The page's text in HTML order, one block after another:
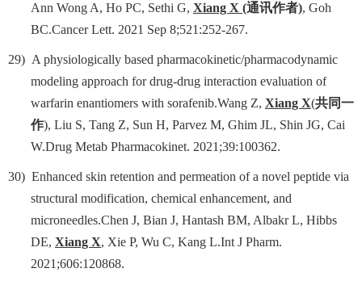
Ann Wong A, Ho PC, Sethi G, Xiang X (通讯作者), Goh
BC.Cancer Lett. 2021 Sep 8;521:252-267.
29) A physiologically based pharmacokinetic/pharmacodynamic
modeling approach for drug-drug interaction evaluation of
warfarin enantiomers with sorafenib.Wang Z, Xiang X(共同一
作), Liu S, Tang Z, Sun H, Parvez M, Ghim JL, Shin JG, Cai
W.Drug Metab Pharmacokinet. 2021;39:100362.
30) Enhanced skin retention and permeation of a novel peptide via
structural modification, chemical enhancement, and
microneedles.Chen J, Bian J, Hantash BM, Albakr L, Hibbs
DE, Xiang X, Xie P, Wu C, Kang L.Int J Pharm.
2021;606:120868.